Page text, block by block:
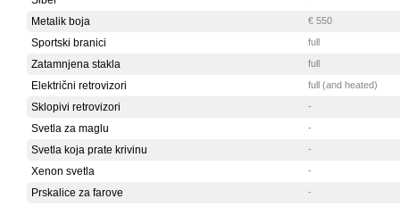
Metalik boja € 550
Sportski branici full
Zatamnjena stakla full
Električni retrovizori full (and heated)
Sklopivi retrovizori -
Svetla za maglu -
Svetla koja prate krivinu -
Xenon svetla -
Prskalice za farove -